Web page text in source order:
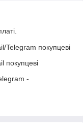
Telegram покупцеві
покупцеві
-